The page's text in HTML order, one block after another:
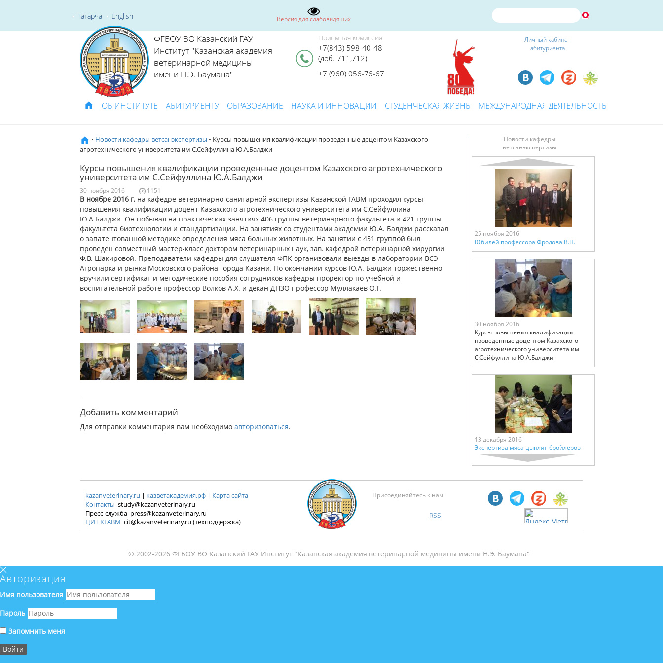
Татарча English Версия для слабовидящих
ФГБОУ ВО Казанский ГАУ
Институт "Казанская академия
ветеринарной медицины
имени Н.Э. Баумана"
Приемная комиссия
+7(843) 598-40-48
(доб. 711,712)
+7 (960) 056-76-67
Личный кабинет
абитуриента
ОБ ИНСТИТУТЕ АБИТУРИЕНТУ ОБРАЗОВАНИЕ НАУКА И ИННОВАЦИИ СТУДЕНЧЕСКАЯ ЖИЗНЬ МЕЖДУНАРОДНАЯ ДЕЯТЕЛЬНОСТЬ
• Новости кафедры ветсанэкспертизы • Курсы повышения квалификации проведенные доцентом Казахского
агротехнического университета им С.Сейфуллина Ю.А.Балджи
Курсы повышения квалификации проведенные доцентом Казахского агротехнического
университета им С.Сейфуллина Ю.А.Балджи
30 ноября 2016 1151
В ноябре 2016 г. на кафедре ветеринарно-санитарной экспертизы Казанской ГАВМ проходил курсы
повышения квалификации доцент Казахского агротехнического университета им С.Сейфуллина
Ю.А.Балджи. Он побывал на практических занятиях 406 группы ветеринарного факультета и 421 группы
факультета биотехнологии и стандартизации. На занятиях со студентами академии Ю.А. Балджи рассказал
о запатентованной методике определения мяса больных животных. На занятии с 451 группой был
проведен совместный мастер-класс доктором ветеринарных наук, зав. кафедрой ветеринарной хирургии
Ф.В. Шакировой. Преподаватели кафедры для слушателя ФПК организовали выезды в лаборатории ВСЭ
Агропарка и рынка Московского района города Казани. По окончании курсов Ю.А. Балджи торжественно
вручили сертификат и методические пособия сотрудников кафедры проректор по учебной и
воспитательной работе профессор Волков А.Х. и декан ДПЗО профессор Муллакаев О.Т.
Добавить комментарий
Для отправки комментария вам необходимо авторизоваться.
Новости кафедры
ветсанэкспертизы
25 ноября 2016
Юбилей профессора Фролова В.П.
30 ноября 2016
Курсы повышения квалификации
проведенные доцентом Казахского
агротехнического университета им
С.Сейфуллина Ю.А.Балджи
13 декабря 2016
Экспертиза мяса цыплят-бройлеров
kazanveterinary.ru | казветакадемия.рф | Карта сайта
Контакты study@kazanveterinary.ru
Пресс-служба press@kazanveterinary.ru
ЦИТ КГАВМ cit@kazanveterinary.ru (техподдержка)
Присоединяйтесь к нам
RSS
© 2002-2026 ФГБОУ ВО Казанский ГАУ Институт "Казанская академия ветеринарной медицины имени Н.Э. Баумана"
Авторизация
Имя пользователя
Пароль
Запомнить меня